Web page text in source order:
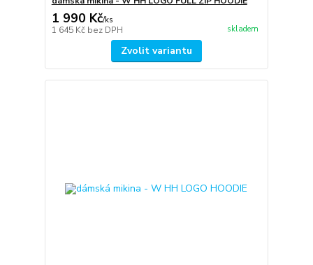
1 990 Kč/ks
1 645 Kč bez DPH skladem
Zvolit variantu